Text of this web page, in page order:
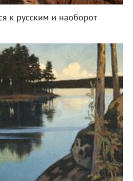
к русским и наоборот